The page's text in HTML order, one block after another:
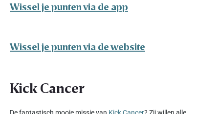
Wissel je punten via de app
Wissel je punten via de website
Kick Cancer